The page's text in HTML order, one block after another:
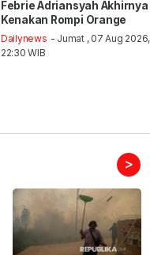
Febrie Adriansyah Akhirnya
Kenakan Rompi Orange
Dailynews - Jumat , 07 Aug 2026,
22:30 WIB
>